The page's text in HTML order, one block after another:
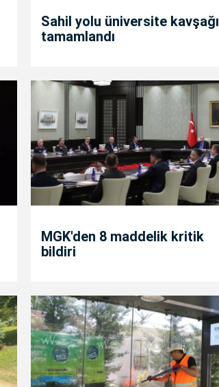
Sahil yolu üniversite kavşağı
tamamlandı
MGK'den 8 maddelik kritik
bildiri